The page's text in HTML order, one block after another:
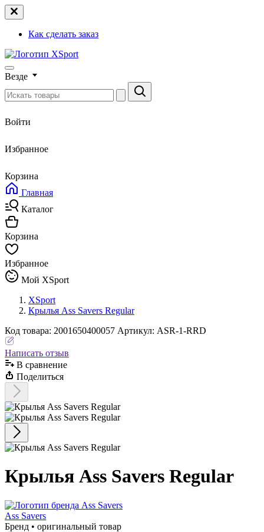
Как сделать заказ
Везде
Войти
Избранное
Корзина
Главная
Каталог
Корзина
Избранное
Мой XSport
XSport
Крылья Ass Savers Regular
Код товара: 2001650400057 Артикул: ASR-1-RRD
Написать отзыв
В сравнениe
Поделиться
Крылья Ass Savers Regular
Ass Savers
Бренд • оригинальный товар